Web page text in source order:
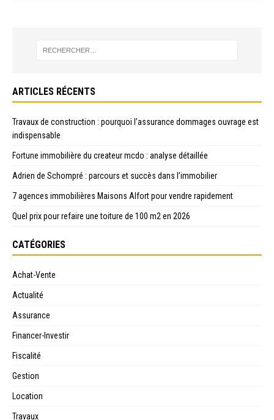
ARTICLES RÉCENTS
Travaux de construction : pourquoi l’assurance dommages ouvrage est
indispensable
Fortune immobilière du createur mcdo : analyse détaillée
Adrien de Schompré : parcours et succès dans l’immobilier
7 agences immobilières Maisons Alfort pour vendre rapidement
Quel prix pour refaire une toiture de 100 m2 en 2026
CATÉGORIES
Achat-Vente
Actualité
Assurance
Financer-Investir
Fiscalité
Gestion
Location
Travaux